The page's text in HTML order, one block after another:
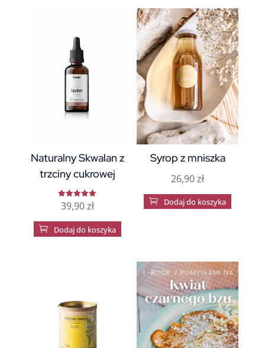
Naturalny Skwalan z
trzciny cukrowej
Oceniono
5
39,90zł
 Dodaj do koszyka
Syrop z mniszka
26,90zł
 Dodaj do koszyka